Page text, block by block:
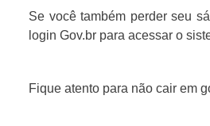
Se você também perder seu
login Gov.br para acessar o
Fique atento para não cair em